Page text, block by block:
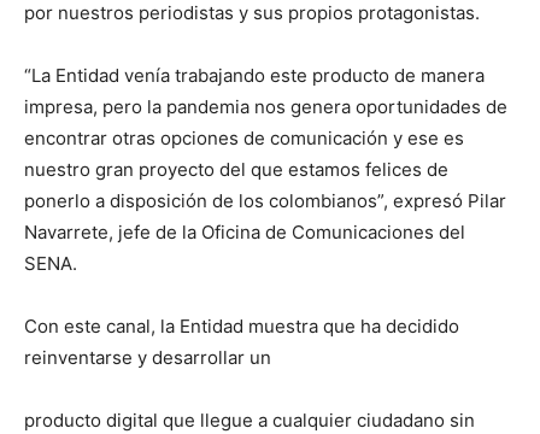
por nuestros periodistas y sus propios protagonistas.
“La Entidad venía trabajando este producto de manera
impresa, pero la pandemia nos genera oportunidades de
encontrar otras opciones de comunicación y ese es
nuestro gran proyecto del que estamos felices de
ponerlo a disposición de los colombianos”, expresó Pilar
Navarrete, jefe de la Oficina de Comunicaciones del
SENA.
Con este canal, la Entidad muestra que ha decidido
reinventarse y desarrollar un
producto digital que llegue a cualquier ciudadano sin